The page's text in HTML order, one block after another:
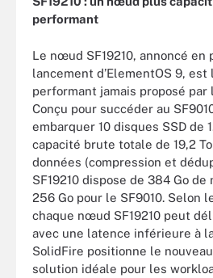
performant
Le nœud SF19210, annoncé en
lancement d’ElementOS 9,
performant jamais proposé
Conçu pour succéder au
embarquer 10 disques SSD de
capacité brute totale de 19,2
données (compression et
SF19210 dispose de 384 Go
256 Go pour le SF9010. Selon
chaque nœud SF19210 peut
avec une latence inférieure à
SolidFire positionne le
solution idéale pour les